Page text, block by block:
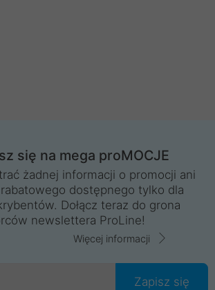
się na mega proMOCJE
żadnej informacji o promocji ani
dostępnego tylko dla
Dołącz teraz do grona
newslettera ProLine!
Więcej informacji
Zapisz się